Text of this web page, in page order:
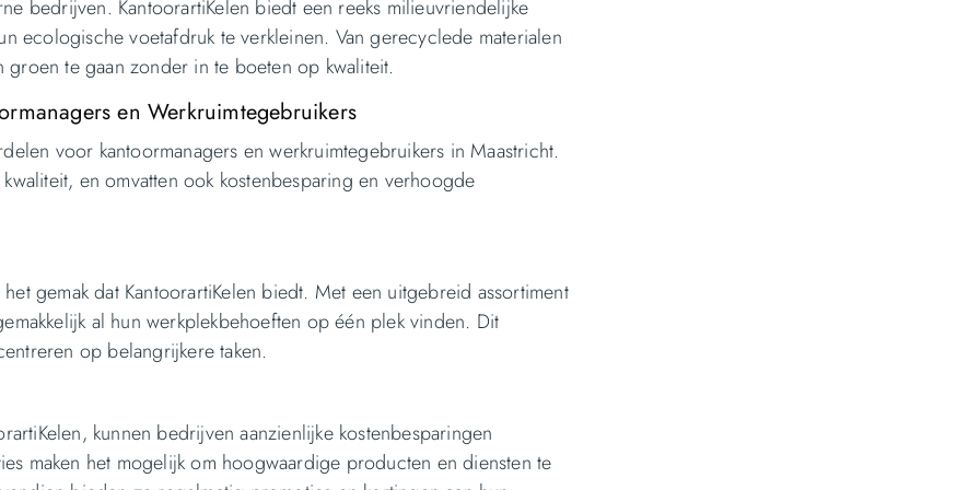
bedrijven. KantoorartiKelen biedt een reeks milieuvriendelijke
ecologische voetafdruk te verkleinen. Van gerecyclede materialen
te gaan zonder in te boeten op kwaliteit.
en Werkruimtegebruikers
voor kantoormanagers en werkruimtegebruikers in Maastricht.
en omvatten ook kostenbesparing en verhoogde
gemak dat KantoorartiKelen biedt. Met een uitgebreid assortiment
al hun werkplekbehoeften op één plek vinden. Dit
op belangrijkere taken.
kunnen bedrijven aanzienlijke kostenbesparingen
maken het mogelijk om hoogwaardige producten en diensten te